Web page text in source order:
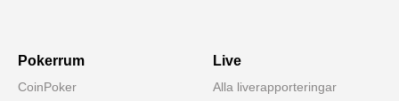
Pokerrum
CoinPoker
Live
Alla liverapporteringar